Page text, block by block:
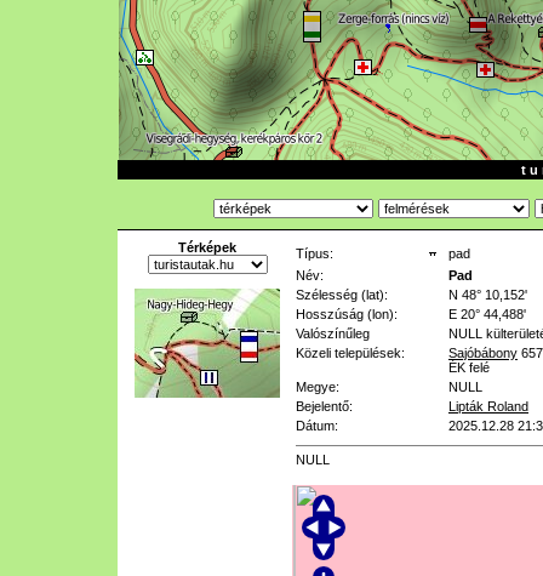
t u
Térképek Típus:
pad
Név:
Pad
Szélesség (lat):
N 48° 10,152'
Hosszúság (lon):
E 20° 44,488'
Valószínűleg
NULL
Közeli települések:
Sajóbábony
ÉK felé
Megye:
NULL
Bejelentő:
Lipták Roland
Dátum:
2025.12.28
NULL